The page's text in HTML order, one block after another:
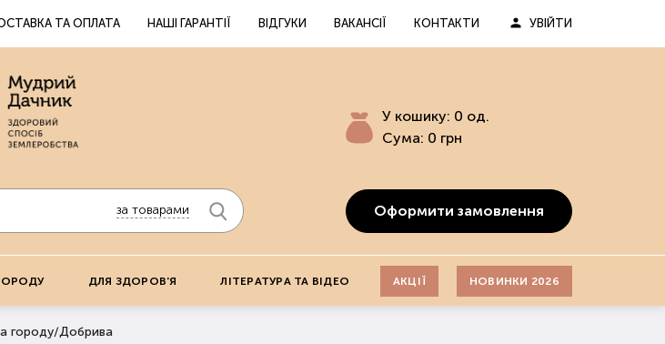
ТА ОПЛАТА НАШІ ГАРАНТІЇ ВІДГУКИ ВАКАНСІЇ КОНТАКТИ УВІЙТИ
за товарами
У кошику: 0 од.
Сума: 0 грн
Оформити замовлення
ДЛЯ ЗДОРОВ'Я ЛІТЕРАТУРА ТА ВІДЕО АКЦІЇ НОВИНКИ 2026
городу/Добрива